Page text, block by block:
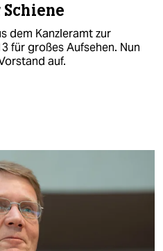
dem Kanzleramt zur
für großes Aufsehen. Nun
auf.